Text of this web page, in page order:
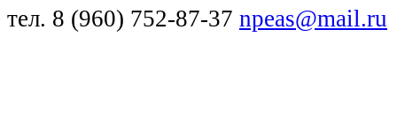
тел. 8 (960) 752-87-37 npeas@mail.ru